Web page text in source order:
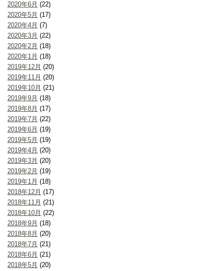
2020年6月 (22)
2020年5月 (17)
2020年4月 (7)
2020年3月 (22)
2020年2月 (18)
2020年1月 (18)
2019年12月 (20)
2019年11月 (20)
2019年10月 (21)
2019年9月 (18)
2019年8月 (17)
2019年7月 (22)
2019年6月 (19)
2019年5月 (19)
2019年4月 (20)
2019年3月 (20)
2019年2月 (19)
2019年1月 (18)
2018年12月 (17)
2018年11月 (21)
2018年10月 (22)
2018年9月 (18)
2018年8月 (20)
2018年7月 (21)
2018年6月 (21)
2018年5月 (20)